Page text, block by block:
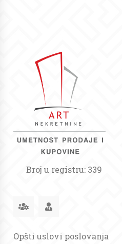
Broj u registru: 339
Opšti uslovi poslovanja